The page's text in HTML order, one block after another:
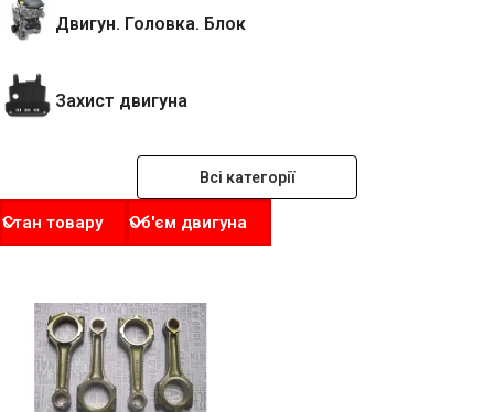
Двигун. Головка. Блок
Захист двигуна
Всі категорії
Стан товару Об'єм двигуна